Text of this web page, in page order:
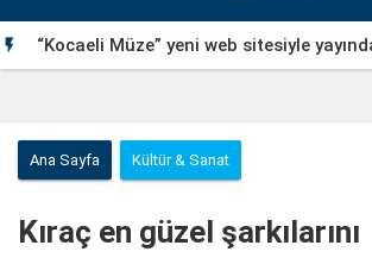
 “Kocaeli Müze” yeni web sitesiyle
Ana Sayfa Kültür & Sanat
Kıraç en güzel şarkılarını